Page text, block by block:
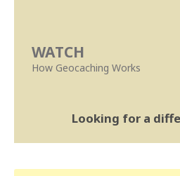
WATCH
How Geocaching Works
Looking for a